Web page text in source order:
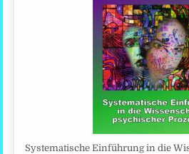
Systematische Einführung in die